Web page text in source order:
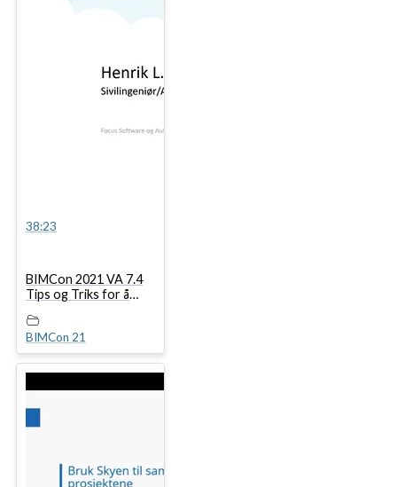
38:23
BIMCon 2021 VA 7.4
Tips og Triks for å
vannkum i 3D for
Vardak
BIMCon 21